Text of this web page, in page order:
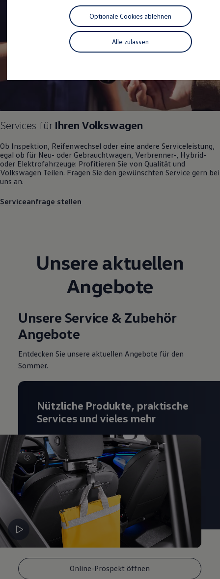
Lifestyle Shop
T-Roc Kollektion
Golf Kollektion
ID. Kollektion
Volkswagen Kollektion
R-Kollektion
#wedriveproud
Software Updates
Service und Ersatzteile
Inspektion und HU/AU
Motorenöl und Flüssigkeiten
Räder und Reifen
Pannen- und Unfallhilfe
Economy Service
Modellspezifisches Zubehör
Schutz und Pflege
Dienste für Ihr Modell finden
Volkswagen Apps, Login und Shop
Handy und Fahrzeug verbinden
Updates für Software, Karten und Radio
Kundeninformationen
Volkswagen Kundenbetreuung
Warn- und Kontrollleuchten
Assistenzsysteme
Digitale Betriebsanleitung
Live Beratung
Magazin
Elektromobilität
Volkswagen R
Pannen- und Unfallhilfe
Services für Ihren Volkswagen
Ob Inspektion, Reifenwechsel oder eine andere Serviceleistung,
egal ob für Neu- oder Gebrauchtwagen , Verbrenner-, Hybrid-
oder Elektrofahrzeuge: Profitieren Sie von Qualität und
Volkswagen Teilen. Fragen Sie den gewünschten Service gern bei
uns an.
Serviceanfrage stellen
Unsere aktuellen
Angebote
Unsere Service & Zubehör
Angebote
Entdecken Sie unsere aktuellen Angebote für den
Sommer.
Online-Prospekt öffnen
Nützliche Produkte, praktische
Services und vieles mehr
Alle zulassen
Optionale Cookies ablehnen